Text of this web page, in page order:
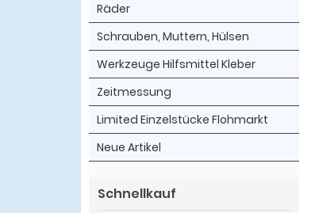
Räder
Schrauben, Muttern, Hülsen
Werkzeuge Hilfsmittel Kleber
Zeitmessung
Limited Einzelstücke Flohmarkt
Neue Artikel
Schnellkauf